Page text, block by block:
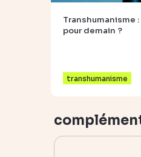
Transhumanisme
pour demain ?
transhumanisme